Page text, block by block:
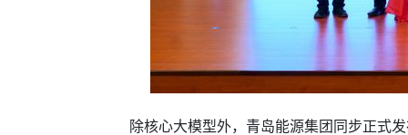
除核心大模型外，青岛能源集团同步正式